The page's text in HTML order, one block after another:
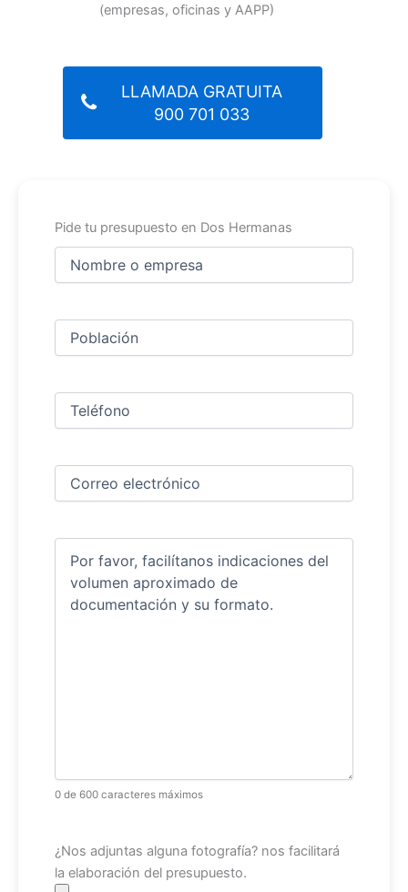
(empresas, oficinas y AAPP)
LLAMADA GRATUITA
900 701 033
Pide tu presupuesto en Dos Hermanas
Nombre
Ciudad
Teléfono
Correo
electrónico (Obligatorio)
Comentarios
0 de 600 caracteres máximos
Archivo
¿Nos adjuntas alguna fotografía? nos facilitará
la elaboración del presupuesto.